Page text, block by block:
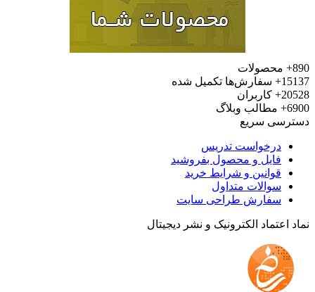
محصولات
سفارش‌ها تکمیل شده
کاربران
مطالب وبلاگ
سریع
درخواست تدریس
فایل و محصول بفروشید
قوانین و شرایط خرید
سوالات متداول
سفارش طراحی سایت
اعتماد الکترونیک و نشر دیجیتال